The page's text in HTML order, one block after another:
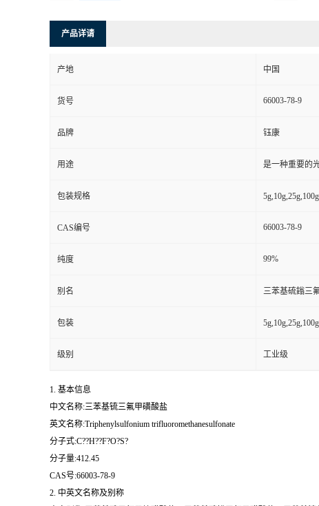
产品详请
产地 中国
货号 66003-78-9
品牌 钰康
用途 是一种重要的
包装规格
CAS编号 66003-78-9
纯度 99%
别名 三苯基硫鎓三
包装
级别 工业级
1. 基本信息
中文名称:三苯基锍三氟甲磺酸盐
英文名称:Triphenylsulfonium trifluoromethanesulfonate
分子式:C??H??F?O?S?
分子量:412.45
CAS号:66003-78-9
2. 中英文名称及别称